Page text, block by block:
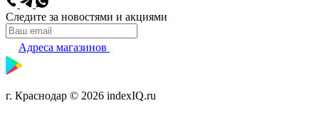
Следите за новостями и акциями
Адреса магазинов
г. Краснодар © 2026 indexIQ.ru